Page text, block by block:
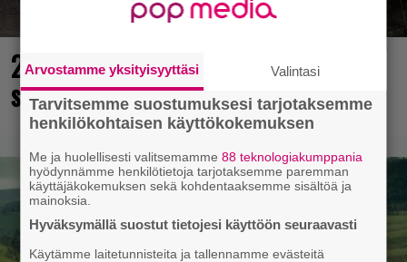
25 kaikkien aikojen parasta
supersankaripeliä listattu
Arvostamme yksityisyyttäsi Valintasi
Tarvitsemme suostumuksesi tarjotaksemme
henkilökohtaisen käyttökokemuksen
Me ja huolellisesti valitsemamme88 teknologiakumppania
hyödynnämme henkilötietoja tarjotaksemme paremman
käyttäjäkokemuksen sekä kohdentaaksemme sisältöä ja
mainoksia.
Hyväksymällä suostut tietojesi käyttöön seuraavasti
Käytämme laitetunnisteita ja tallennamme evästeitä